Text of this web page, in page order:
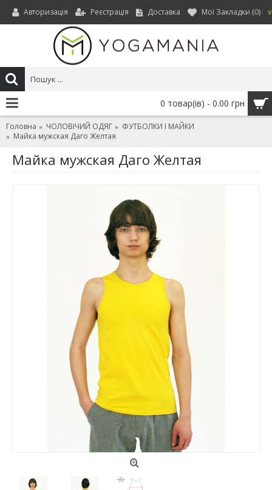
UAH ∨
Авторизація Реєстрація Доставка Мої Закладки (0)
0 товар(ів) - 0.00 грн
Головна ЧОЛОВІЧИЙ ОДЯГ
ФУТБОЛКИ І МАЙКИ
Майка мужская Даго Желтая
Майка мужская Даго Желтая